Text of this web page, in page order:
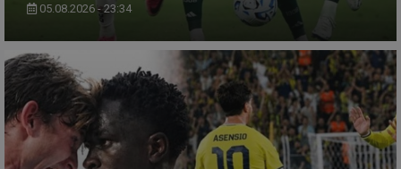
05.08.2026 - 23:34